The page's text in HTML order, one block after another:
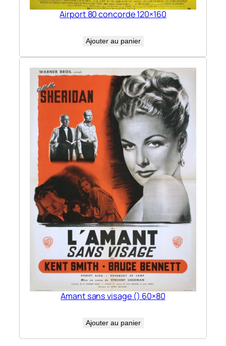
Airport 80 concorde 120×160
Ajouter au panier
Amant sans visage () 60×80
Ajouter au panier